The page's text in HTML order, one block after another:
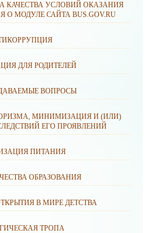
КАЧЕСТВА УСЛОВИЙ ОКАЗАНИЯ
МОДУЛЕ САЙТА BUS.GOV.RU
ДЛЯ РОДИТЕЛЕЙ
ВОПРОСЫ
МИНИМИЗАЦИЯ И (ИЛИ)
ЕГО ПРОЯВЛЕНИЙ
ПИТАНИЯ
ОБРАЗОВАНИЯ
В МИРЕ ДЕТСТВА
ТРОПА